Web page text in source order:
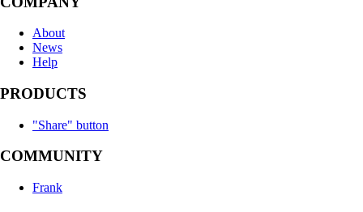
About
News
Help
PRODUCTS
"Share" button
COMMUNITY
Frank